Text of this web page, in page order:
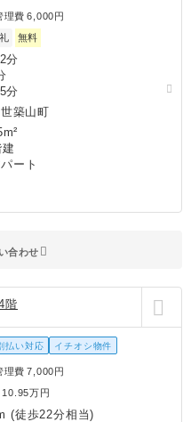
理費 6,000円
礼 無料
分
分
築山町
ート
合わせ
階
払い対応 イチオシ物件
理費 7,000円
10.95万円
(徒歩22分相当)